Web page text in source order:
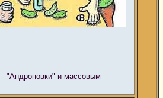
"Андроповки" и массовым